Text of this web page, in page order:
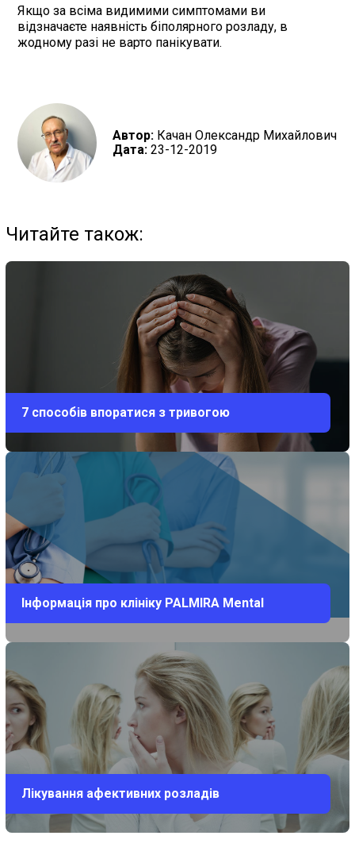
Якщо за всіма видимими симптомами ви
відзначаєте наявність біполярного розладу, в
жодному разі не варто панікувати.
Автор: Качан Олександр Михайлович
Дата:23-12-2019
Читайте також:
7 способів впоратися з тривогою
Інформація про клініку PALMIRA Mental
Лікування афективних розладів